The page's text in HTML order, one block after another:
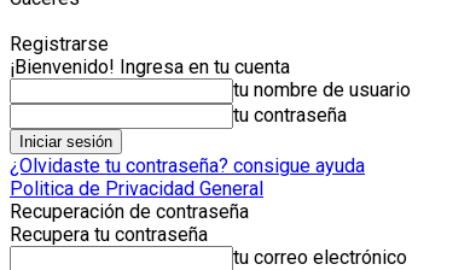
Registrarse
¡Bienvenido! Ingresa en tu cuenta
tu nombre de usuario
tu contraseña
¿Olvidaste tu contraseña? consigue ayuda
Politica de Privacidad General
Recuperación de contraseña
Recupera tu contraseña
tu correo electrónico